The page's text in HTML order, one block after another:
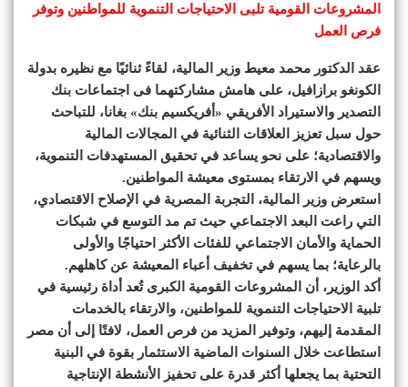
المشروعات القومية تلبى الاحتياجات التنموية للمواطنين وتوفر
فرص العمل
عقد الدكتور محمد معيط وزير المالية، لقاءً ثنائيًا مع نظيره بدولة
الكونغو برازافيل، على هامش مشاركتهما فى اجتماعات بنك
التصدير والاستيراد الأفريقي «أفريكسيم بنك» بغانا، للتباحث
حول سبل تعزيز العلاقات الثنائية في المجالات المالية
والاقتصادية؛ على نحو يساعد في تحقيق المستهدفات التنموية،
ويسهم في الارتقاء بمستوى معيشة المواطنين.
استعرض وزير المالية، التجربة المصرية في الإصلاح الاقتصادي،
التي راعت البعد الاجتماعي حيث تم مد التوسع في شبكات
الحماية والأمان الاجتماعي للفئات الأكثر احتياجًا والأولى
بالرعاية؛ بما يسهم في تخفيف أعباء المعيشة عن كاهلهم.
أكد الوزير، أن المشروعات القومية الكبرى تُعد أداة رئيسية في
تلبية الاحتياجات التنموية للمواطنين، والارتقاء بالخدمات
المقدمة إليهم، وتوفير المزيد من فرص العمل، لافتًا إلى أن مصر
استطاعت خلال السنوات الماضية الاستثمار بقوة في البنية
التحتية بما يجعلها أكثر قدرة على تحفيز الأنشطة الإنتاجية